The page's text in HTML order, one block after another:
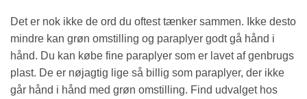
Det er nok ikke de ord du oftest tænker sammen. Ikke desto
mindre kan grøn omstilling og paraplyer godt gå hånd i
hånd. Du kan købe fine paraplyer som er lavet af genbrugs
plast. De er nøjagtig lige så billig som paraplyer, der ikke
går hånd i hånd med grøn omstilling. Find udvalget hos